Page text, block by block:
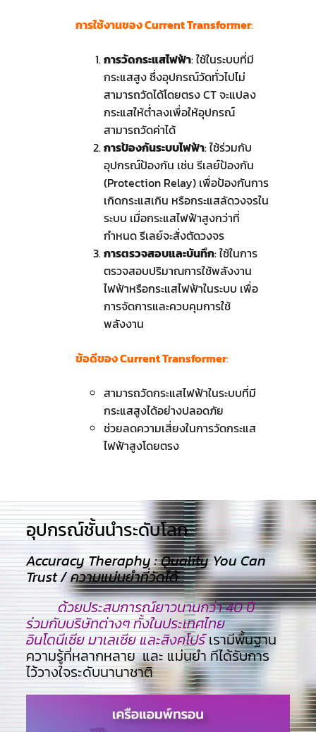
การใช้งานของ Current Transformer:
การวัดกระแสไฟฟ้า: ใช้ในระบบที่มี
กระแสสูง ซึ่งอุปกรณ์วัดทั่วไปไม่
สามารถวัดได้โดยตรง CT จะแปลง
กระแสให้ต่ำลงเพื่อให้อุปกรณ์
สามารถวัดค่าได้
การป้องกันระบบไฟฟ้า: ใช้ร่วมกับ
อุปกรณ์ป้องกัน เช่น รีเลย์ป้องกัน
(Protection Relay) เพื่อป้องกันการ
เกิดกระแสเกิน หรือกระแสลัดวงจรใน
ระบบ เมื่อกระแสไฟฟ้าสูงกว่าที่
กำหนด รีเลย์จะสั่งตัดวงจร
การตรวจสอบและบันทึก: ใช้ในการ
ตรวจสอบปริมาณการใช้พลังงาน
ไฟฟ้าหรือกระแสไฟฟ้าในระบบ เพื่อ
การจัดการและควบคุมการใช้
พลังงาน
ข้อดีของ Current Transformer:
สามารถวัดกระแสไฟฟ้าในระบบที่มี
กระแสสูงได้อย่างปลอดภัย
ช่วยลดความเสี่ยงในการวัดกระแส
ไฟฟ้าสูงโดยตรง
อุปกรณ์ชั้นนำระดับโลก​
Accuracy Theraphy : Quality You Can
Trust / ความแม่นยำที่วัดได้
ด้วยประสบการณ์ยาวนานกว่า 40 ปี
ร่วมกับบริษัทต่างๆ ทั้งในประเทศไทย
อินโดนีเซีย มาเลเซีย และสิงคโปร์เรามีพื้นฐาน
ความรู้ที่หลากหลาย และ แม่นยำ ทีไ่ด้รับการ
ไว้วางใจระดับนานาชาติ